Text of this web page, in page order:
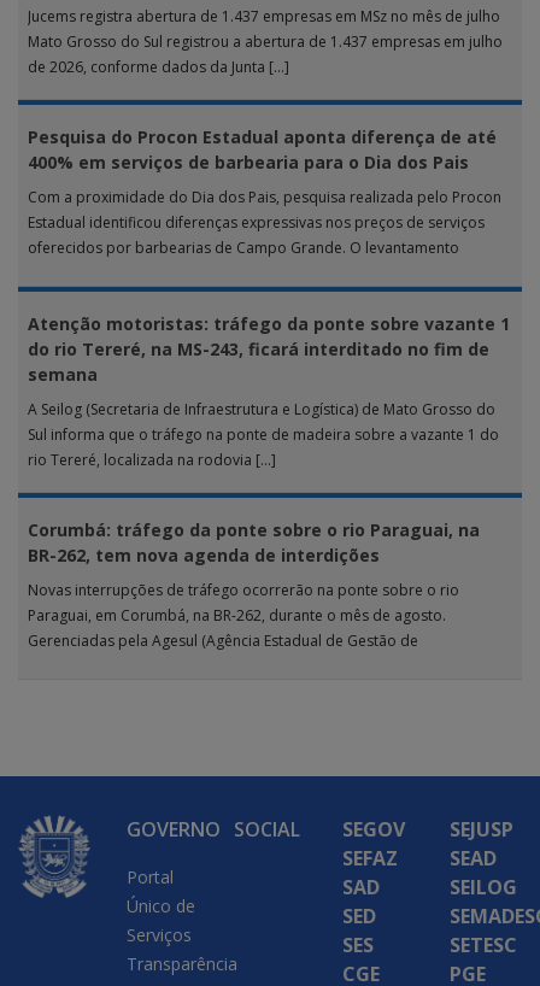
Jucems registra abertura de 1.437 empresas em MSz no mês de julho
Mato Grosso do Sul registrou a abertura de 1.437 empresas em julho
de 2026, conforme dados da Junta […]
Pesquisa do Procon Estadual aponta diferença de até
400% em serviços de barbearia para o Dia dos Pais
Com a proximidade do Dia dos Pais, pesquisa realizada pelo Procon
Estadual identificou diferenças expressivas nos preços de serviços
oferecidos por barbearias de Campo Grande. O levantamento
Atenção motoristas: tráfego da ponte sobre vazante 1
do rio Tereré, na MS-243, ficará interditado no fim de
semana
A Seilog (Secretaria de Infraestrutura e Logística) de Mato Grosso do
Sul informa que o tráfego na ponte de madeira sobre a vazante 1 do
rio Tereré, localizada na rodovia […]
Corumbá: tráfego da ponte sobre o rio Paraguai, na
BR-262, tem nova agenda de interdições
Novas interrupções de tráfego ocorrerão na ponte sobre o rio
Paraguai, em Corumbá, na BR-262, durante o mês de agosto.
Gerenciadas pela Agesul (Agência Estadual de Gestão de
GOVERNO
Portal
Único de
Serviços
Transparência
SOCIAL
SEGOV
SEFAZ
SAD
SED
SES
CGE
SEJUSP
SEAD
SEILOG
SETESC
PGE